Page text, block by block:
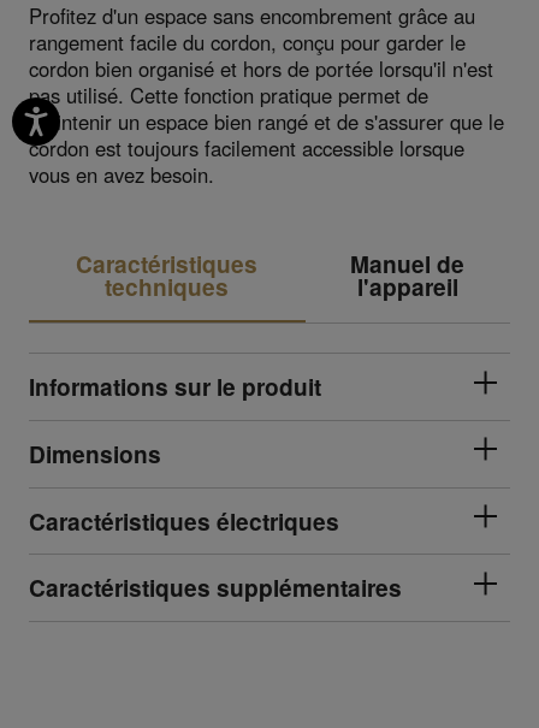
Profitez d'un espace sans encombrement grâce au
rangement facile du cordon, conçu pour garder le
cordon bien organisé et hors de portée lorsqu'il n'est
pas utilisé. Cette fonction pratique permet de
maintenir un espace bien rangé et de s'assurer que le
cordon est toujours facilement accessible lorsque
vous en avez besoin.
Caractéristiques
techniques
Manuel de
l'appareil
Informations sur le produit
Dimensions
Caractéristiques électriques
Caractéristiques supplémentaires